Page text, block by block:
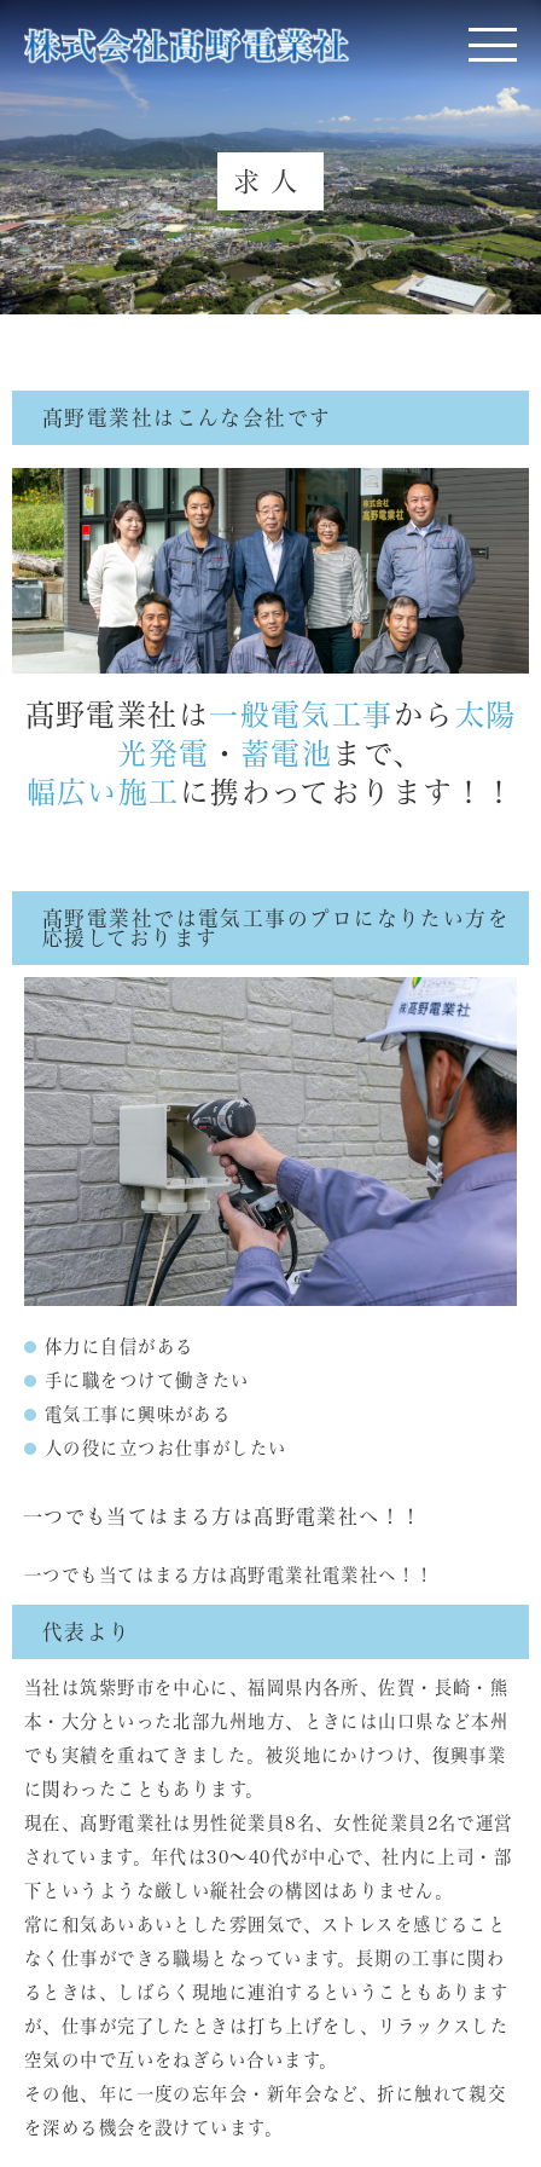
求人
髙野電業社はこんな会社です
髙野電業社は 一般電気工事 から 太陽
光発電 ・ 蓄電池 まで、
幅広い施工 に携わっております！！
髙野電業社では電気工事のプロになりたい方を
応援しております
体力に自信がある
手に職をつけて働きたい
電気工事に興味がある
人の役に立つお仕事がしたい
一つでも当てはまる方は髙野電業社へ！！
一つでも当てはまる方は髙野電業社電業社へ！！
代表より
当社は筑紫野市を中心に、福岡県内各所、佐賀・長崎・熊
本・大分といった北部九州地方、ときには山口県など本州
でも実績を重ねてきました。被災地にかけつけ、復興事業
に関わったこともあります。
現在、髙野電業社は男性従業員8名、女性従業員2名で運営
されています。年代は30～40代が中心で、社内に上司・部
下というような厳しい縦社会の構図はありません。
常に和気あいあいとした雰囲気で、ストレスを感じること
なく仕事ができる職場となっています。長期の工事に関わ
るときは、しばらく現地に連泊するということもあります
が、仕事が完了したときは打ち上げをし、リラックスした
空気の中で互いをねぎらい合います。
その他、年に一度の忘年会・新年会など、折に触れて親交
を深める機会を設けています。